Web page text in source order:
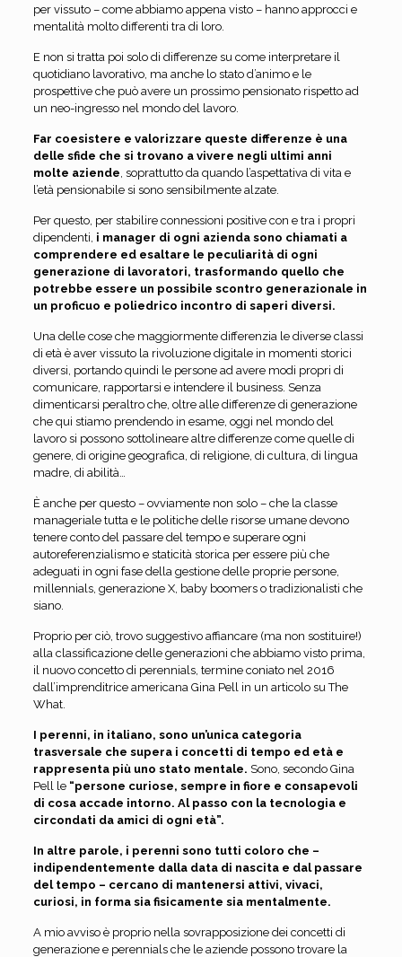
per vissuto – come abbiamo appena visto – hanno approcci e
mentalità molto differenti tra di loro.
E non si tratta poi solo di differenze su come interpretare il
quotidiano lavorativo, ma anche lo stato d’animo e le
prospettive che può avere un prossimo pensionato rispetto ad
un neo-ingresso nel mondo del lavoro.
Far coesistere e valorizzare queste differenze è una
delle sfide che si trovano a vivere negli ultimi anni
molte aziende , soprattutto da quando l’aspettativa di vita e
l’età pensionabile si sono sensibilmente alzate.
Per questo, per stabilire connessioni positive con e tra i propri
dipendenti, i manager di ogni azienda sono chiamati a
comprendere ed esaltare le peculiarità di ogni
generazione di lavoratori, trasformando quello che
potrebbe essere un possibile scontro generazionale in
un proficuo e poliedrico incontro di saperi diversi.
Una delle cose che maggiormente differenzia le diverse classi
di età è aver vissuto la rivoluzione digitale in momenti storici
diversi, portando quindi le persone ad avere modi propri di
comunicare, rapportarsi e intendere il business. Senza
dimenticarsi peraltro che, oltre alle differenze di generazione
che qui stiamo prendendo in esame, oggi nel mondo del
lavoro si possono sottolineare altre differenze come quelle di
genere, di origine geografica, di religione, di cultura, di lingua
madre, di abilità…
È anche per questo – ovviamente non solo – che la classe
manageriale tutta e le politiche delle risorse umane devono
tenere conto del passare del tempo e superare ogni
autoreferenzialismo e staticità storica per essere più che
adeguati in ogni fase della gestione delle proprie persone,
millennials, generazione X, baby boomers o tradizionalisti che
siano.
Proprio per ciò, trovo suggestivo affiancare (ma non sostituire!)
alla classificazione delle generazioni che abbiamo visto prima,
il nuovo concetto di perennials, termine coniato nel 2016
dall’imprenditrice americana Gina Pell in un articolo su The
What.
I perenni, in italiano, sono un’unica categoria
trasversale che supera i concetti di tempo ed età e
rappresenta più uno stato mentale. Sono, secondo Gina
Pell le “persone curiose, sempre in fiore e consapevoli
di cosa accade intorno. Al passo con la tecnologia e
circondati da amici di ogni età”.
In altre parole, i perenni sono tutti coloro che –
indipendentemente dalla data di nascita e dal passare
del tempo – cercano di mantenersi attivi, vivaci,
curiosi, in forma sia fisicamente sia mentalmente.
A mio avviso è proprio nella sovrapposizione dei concetti di
generazione e perennials che le aziende possono trovare la